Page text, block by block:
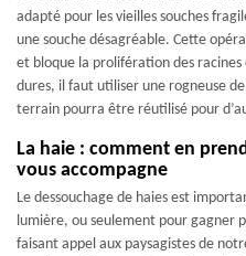
adapté pour les vieilles souches
une souche désagréable. Cette
et bloque la prolifération des racines
dures, il faut utiliser une rogneuse
terrain pourra être réutilisé pour
La haie : comment en
vous accompagne
Le dessouchage de haies est
lumière, ou seulement pour gagner
faisant appel aux paysagistes de